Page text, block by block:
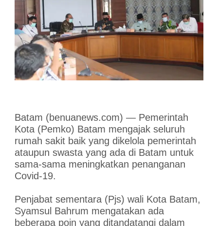
Batam (benuanews.com) — Pemerintah
Kota (Pemko) Batam mengajak seluruh
rumah sakit baik yang dikelola pemerintah
ataupun swasta yang ada di Batam untuk
sama-sama meningkatkan penanganan
Covid-19.
Penjabat sementara (Pjs) wali Kota Batam,
Syamsul Bahrum mengatakan ada
beberapa poin yang ditandatangi dalam